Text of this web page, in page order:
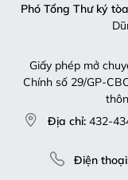
Phó Tổng Thư ký
Giấy phép mở
Chính số 29/GP-
Địa chỉ: 432-
Điện